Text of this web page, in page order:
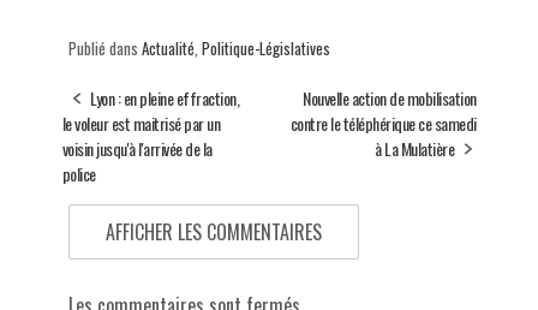
Publié dans Actualité, Politique-Législatives
Lyon : en pleine effraction,
le voleur est maitrisé par un
voisin jusqu'à l'arrivée de la
police
Nouvelle action de mobilisation
contre le téléphérique ce samedi
à La Mulatière
AFFICHER LES COMMENTAIRES